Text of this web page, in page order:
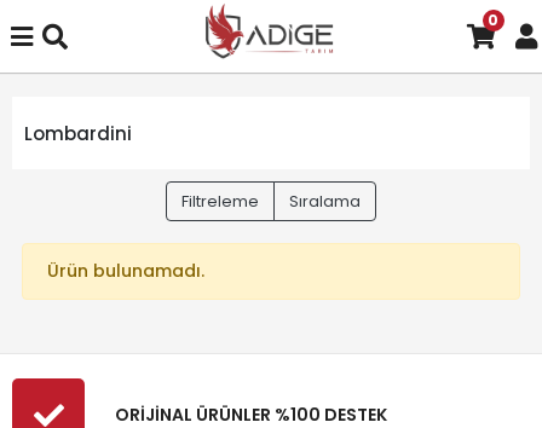
0
Lombardini
Filtreleme Sıralama
Ürün bulunamadı.
ORİJİNAL ÜRÜNLER %100 DESTEK